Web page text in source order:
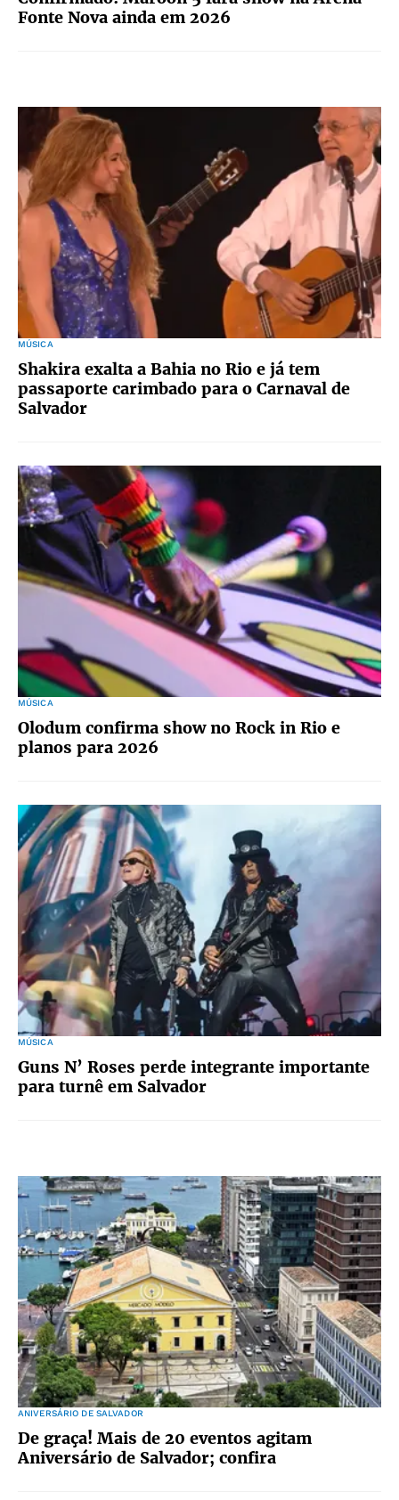
Fonte Nova ainda em 2026
MÚSICA
Shakira exalta a Bahia no Rio e já tem
passaporte carimbado para o Carnaval de
Salvador
MÚSICA
Olodum confirma show no Rock in Rio e
planos para 2026
MÚSICA
Guns N’ Roses perde integrante importante
para turnê em Salvador
ANIVERSÁRIO DE SALVADOR
De graça! Mais de 20 eventos agitam
Aniversário de Salvador; confira